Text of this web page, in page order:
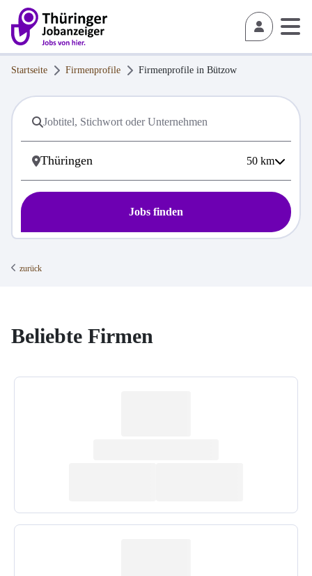
Startseite Firmenprofile Firmenprofile in Bützow
50 km
Jobs finden
zurück
Beliebte Firmen